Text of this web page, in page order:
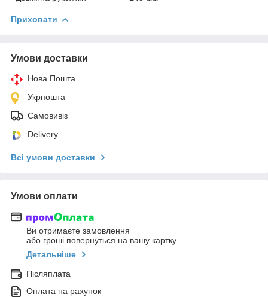
Приховати
Умови доставки
Нова Пошта
Укрпошта
Самовивіз
Delivery
Всі умови доставки
Умови оплати
Ви отримаєте замовлення
або гроші повернуться на вашу картку
Детальніше
Післяплата
Оплата на рахунок